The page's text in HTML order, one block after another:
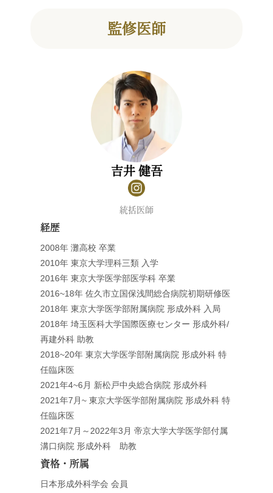
監修医師
吉井 健吾
統括医師
経歴
2008年 灘高校 卒業
2010年 東京大学理科三類 入学
2016年 東京大学医学部医学科 卒業
2016~18年 佐久市立国保浅間総合病院初期研修医
2018年 東京大学医学部附属病院 形成外科 入局
2018年 埼玉医科大学国際医療センター 形成外科/
再建外科 助教
2018~20年 東京大学医学部附属病院 形成外科 特
任臨床医
2021年4~6月 新松戸中央総合病院 形成外科
2021年7月~ 東京大学医学部附属病院 形成外科 特
任臨床医
2021年7月～2022年3月 帝京大学大学医学部付属
溝口病院 形成外科 助教
資格・所属
日本形成外科学会 会員